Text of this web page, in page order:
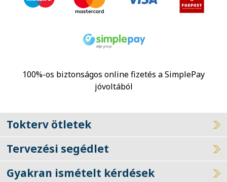
100%-os biztonságos online fizetés a SimplePay
jóvoltából
Tokterv ötletek
Tervezési segédlet
Gyakran ismételt kérdések